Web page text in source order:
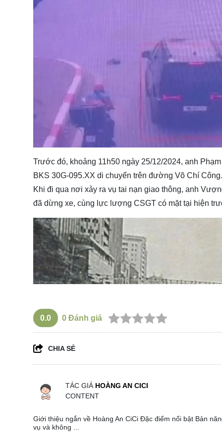
Trước đó, khoảng 11h50 ngày 25/12/2024, anh
BKS 30G-095.XX di chuyển trên đường Võ Chí Công.
Khi đi qua nơi xảy ra vụ tai nạn giao thông, anh
đã dừng xe, cùng lực lượng CSGT có mặt tại hiện
0.0 0 Đánh giá
CHIA SẺ
TÁC GIẢ HOÀNG AN CICI
CONTENT
Giới thiệu ngắn về Hoàng An CiCi Đặc điểm nổi bật Bản
vụ và không ...